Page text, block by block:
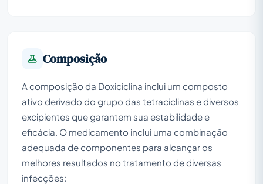
Composição
A composição da Doxiciclina inclui um composto
ativo derivado do grupo das tetraciclinas e diversos
excipientes que garantem sua estabilidade e
eficácia. O medicamento inclui uma combinação
adequada de componentes para alcançar os
melhores resultados no tratamento de diversas
infecções: